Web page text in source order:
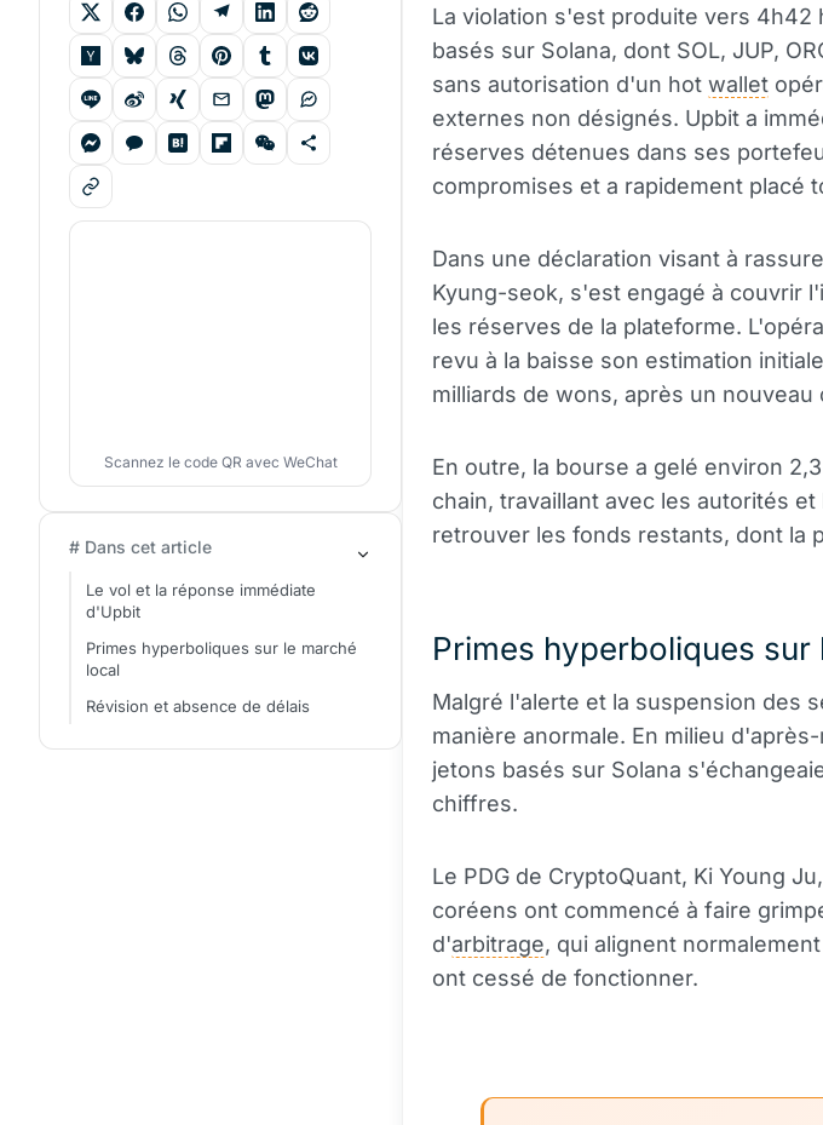
La violation s'est produite vers 4h42
basés sur Solana, dont SOL, JUP,
sans autorisation d'un hot wallet
externes non désignés. Upbit a
réserves détenues dans ses
compromises et a rapidement placé
Dans une déclaration visant à
Kyung-seok, s'est engagé à couvrir
les réserves de la plateforme.
revu à la baisse son estimation
milliards de wons, après un nouveau
En outre, la bourse a gelé environ
chain, travaillant avec les autorités
retrouver les fonds restants, dont la
Primes hyperboliques sur
Malgré l'alerte et la suspension des
manière anormale. En milieu
jetons basés sur Solana
chiffres.
Le PDG de CryptoQuant, Ki Young
coréens ont commencé à faire
d'arbitrage, qui alignent
ont cessé de fonctionner.
Scannez le code QR avec WeChat
# Dans cet article
Le vol et la réponse immédiate
d'Upbit
Primes hyperboliques sur le marché
local
Révision et absence de délais